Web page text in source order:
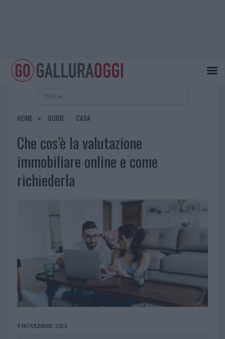
HOME GUIDE CASA
Che cos’è la valutazione
immobiliare online e come
richiederla
8 NOVEMBRE 2023